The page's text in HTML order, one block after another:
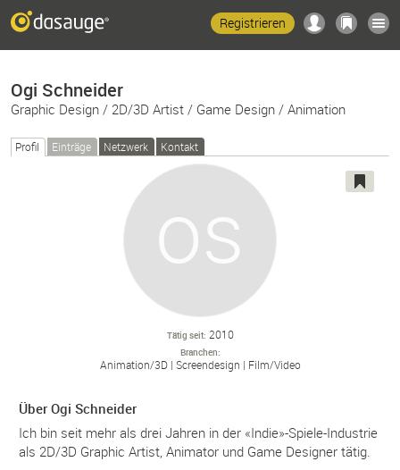
Registrieren
Ogi Schneider
Graphic Design / 2D/3D Artist / Game Design / Animation
Profil Einträge Netzwerk Kontakt
Tätig seit 2010
Branchen
Animation/3D Screendesign Film/Video
Über Ogi Schneider
Ich bin seit mehr als drei Jahren in der «Indie»-Spiele-Industrie
als 2D/3D Graphic Artist, Animator und Game Designer tätig.